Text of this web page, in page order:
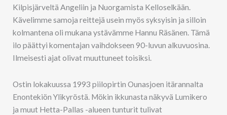
Kilpisjärveltä Angeliin ja Nuorgamista Kelloselkään.
Kävelimme samoja reittejä usein myös syksyisin ja silloin
kolmantena oli mukana ystävämme Hannu Räsänen. Tämä
ilo päättyi komentajan vaihdokseen 90-luvun alkuvuosina.
Ilmeisesti ajat olivat muuttuneet toisiksi.
Ostin lokakuussa 1993 piilopirtin Ounasjoen itärannalta
Enontekiön Ylikyröstä. Mökin ikkunasta näkyvä Lumikero
ja muut Hetta-Pallas -alueen tunturit tulivat